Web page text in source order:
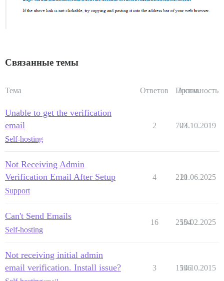
Связанные темы
Тема Ответов Просм.
Активность
Unable to get the verification
email
Self-hosting
2 703
24.10.2019
Not Receiving Admin
Verification Email After Setup
Support
4 210
21.06.2025
Can't Send Emails
Self-hosting
16 2554
10.02.2025
Not receiving initial admin
email verification. Install issue?
3 1596
14.10.2015